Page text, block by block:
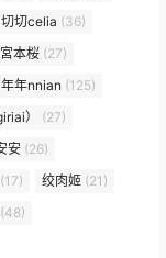
切切celia (36)
宮本桜 (27)
年年nnian (125)
）
(27)
安 (26)
(17) 绞肉姬 (21)
(48)